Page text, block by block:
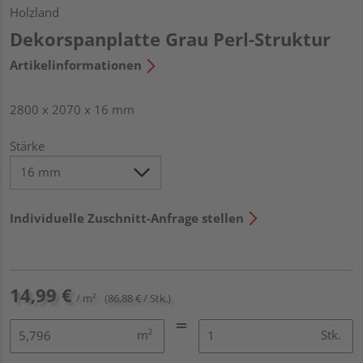
Holzland
Dekorspanplatte Grau Perl-Struktur
Artikelinformationen
2800 x 2070 x 16 mm
Stärke
Individuelle Zuschnitt-Anfrage stellen
14,99 € / m² (86,88 € / Stk.)
m² Stk.